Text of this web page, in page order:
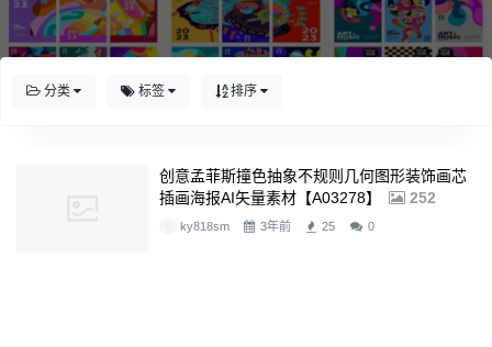
分类 标签 排序
创意孟菲斯撞色抽象不规则几何图形装饰画芯
插画海报AI矢量素材【A03278】
252
ky818sm 3年前 25 0